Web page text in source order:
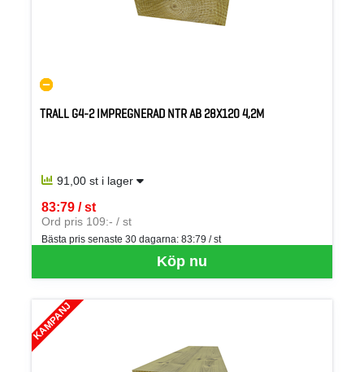
TRALL G4-2 IMPREGNERAD NTR AB 28X120 4,2M
91,00 st i lager
Köp nu
83:79 / st
SEK per ST
Ord pris 109:- / st
Bästa pris senaste 30 dagarna: 83:79 / st
KAMPANJ